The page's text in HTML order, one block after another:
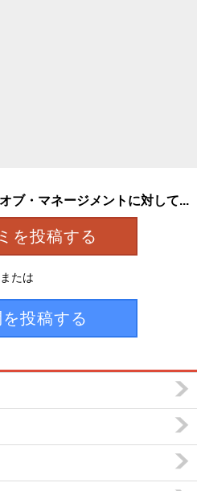
ブ・マネージメントに対して...
を投稿する
または
投稿する